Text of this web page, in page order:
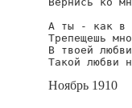
А ты - как в
Трепещешь
В твоей
Ноябрь 1910